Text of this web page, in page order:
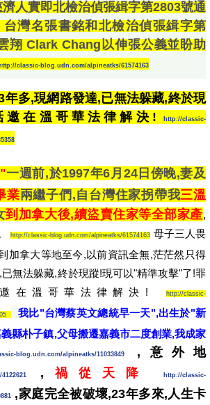
人實即北檢治偵張緝字第2803號通
灣名張書銘和北檢治偵張緝字第
翔 Clark Chang以伸張公義並盼助
classic-blog.udn.com/alpineatks/61574163
年多,現網路發達,已無法躲藏,終於現
邀在溫哥華法律解決!
http://classic-
一週前,於1997年6月24日傍晚,妻及
業兩繼子們,自台灣住家拐帶我三溫
到加拿大後,續盜賣住家等全部家產,
http://classic-blog.udn.com/alpineatks/61574163 母子三人畏
加拿大等地至今,以前資訊全無,茫茫然只得
無法躲藏,終於現蹤!現可以"精準攻擊"了!罪
邀在溫哥華法律解決! http://classic-
我比"台灣蔡英文總統早一天",出生於"新
縣朴子鎮,父母搬遷嘉義市二度創業,我成家
blog.udn.com/alpineatks/11033849 ,意外地
, 禍從天降 http://classic-
,家庭完全被破壞,23年多來,人生卡